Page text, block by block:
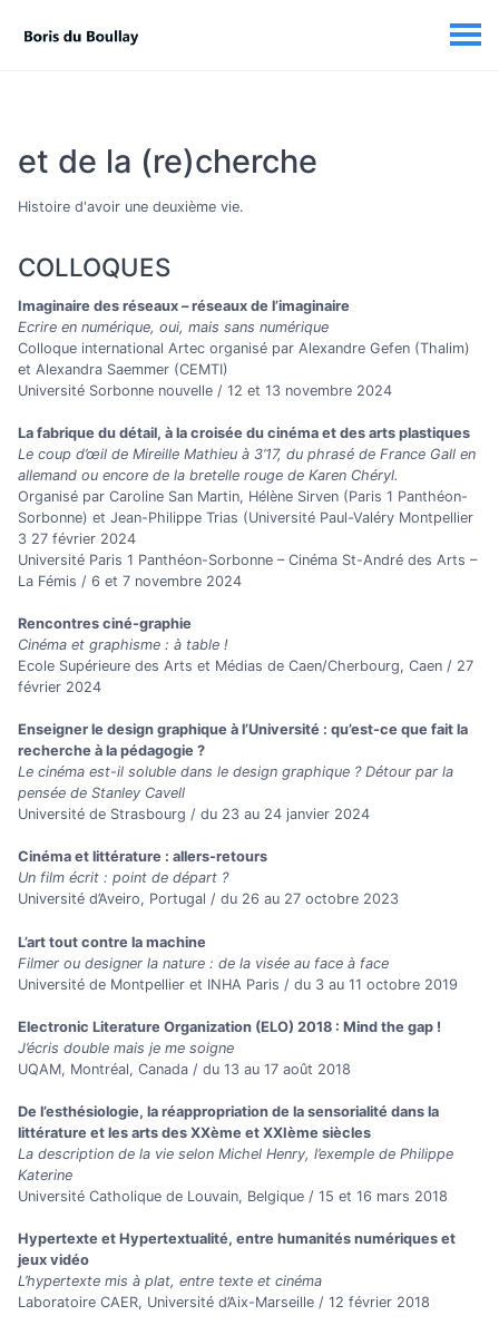
et de la (re)cherche
Histoire d'avoir une deuxième vie.
COLLOQUES
Imaginaire des réseaux – réseaux de l’imaginaire
Ecrire en numérique, oui, mais sans numérique
Colloque international Artec organisé par Alexandre Gefen (Thalim)
et Alexandra Saemmer (CEMTI)
Université Sorbonne nouvelle / 12 et 13 novembre 2024
La fabrique du détail, à la croisée du cinéma et des arts plastiques
Le coup d’œil de Mireille Mathieu à 3’17, du phrasé de France Gall en
allemand ou encore de la bretelle rouge de Karen Chéryl.
Organisé par Caroline San Martin, Hélène Sirven (Paris 1 Panthéon-
Sorbonne) et Jean-Philippe Trias (Université Paul-Valéry Montpellier
3 27 février 2024
Université Paris 1 Panthéon-Sorbonne – Cinéma St-André des Arts –
La Fémis / 6 et 7 novembre 2024
Rencontres ciné-graphie
Cinéma et graphisme : à table !
Ecole Supérieure des Arts et Médias de Caen/Cherbourg, Caen / 27
février 2024
Enseigner le design graphique à l’Université : qu’est-ce que fait la
recherche à la pédagogie ?
Le cinéma est-il soluble dans le design graphique ? Détour par la
pensée de Stanley Cavell
Université de Strasbourg / du 23 au 24 janvier 2024
Cinéma et littérature : allers-retours
Un film écrit : point de départ ?
Université d’Aveiro, Portugal / du 26 au 27 octobre 2023
L’art tout contre la machine
Filmer ou designer la nature : de la visée au face à face
Université de Montpellier et INHA Paris / du 3 au 11 octobre 2019
Electronic Literature Organization (ELO) 2018 : Mind the gap !
J’écris double mais je me soigne
UQAM, Montréal, Canada / du 13 au 17 août 2018
De l’esthésiologie, la réappropriation de la sensorialité dans la
littérature et les arts des XXème et XXIème siècles
La description de la vie selon Michel Henry, l’exemple de Philippe
Katerine
Université Catholique de Louvain, Belgique / 15 et 16 mars 2018
Hypertexte et Hypertextualité, entre humanités numériques et
jeux vidéo
L’hypertexte mis à plat, entre texte et cinéma
Laboratoire CAER, Université d’Aix-Marseille / 12 février 2018